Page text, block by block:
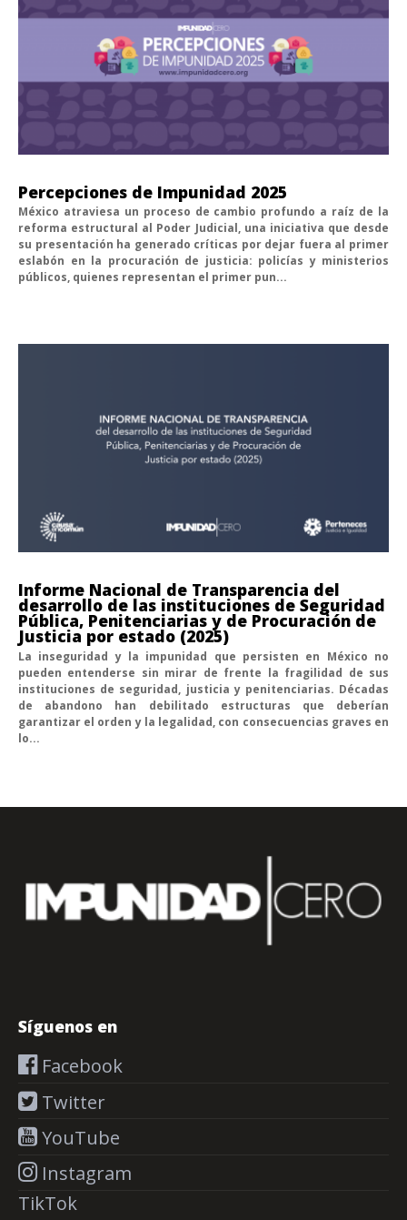
Percepciones de Impunidad 2025
México atraviesa un proceso de cambio profundo a raíz de la
reforma estructural al Poder Judicial, una iniciativa que desde
su presentación ha generado críticas por dejar fuera al primer
eslabón en la procuración de justicia: policías y ministerios
públicos, quienes representan el primer pun...
Informe Nacional de Transparencia del
desarrollo de las instituciones de Seguridad
Pública, Penitenciarias y de Procuración de
Justicia por estado (2025)
La inseguridad y la impunidad que persisten en México no
pueden entenderse sin mirar de frente la fragilidad de sus
instituciones de seguridad, justicia y penitenciarias. Décadas
de abandono han debilitado estructuras que deberían
garantizar el orden y la legalidad, con consecuencias graves en
lo...
Síguenos en
Facebook
Twitter
YouTube
Instagram
TikTok